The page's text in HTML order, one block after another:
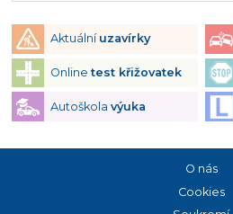
Aktuální uzavírky
Onlinetest křižovatek
Autoškola výuka
O nás
Cookies